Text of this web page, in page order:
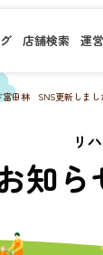
店舗検索 運
富田林 SNS更新しまし
リ
知ら